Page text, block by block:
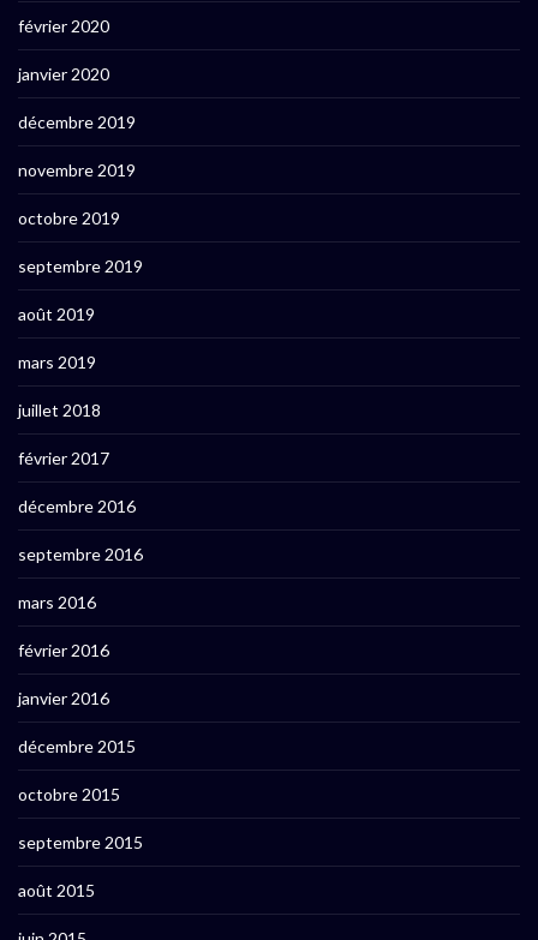
février 2020
janvier 2020
décembre 2019
novembre 2019
octobre 2019
septembre 2019
août 2019
mars 2019
juillet 2018
février 2017
décembre 2016
septembre 2016
mars 2016
février 2016
janvier 2016
décembre 2015
octobre 2015
septembre 2015
août 2015